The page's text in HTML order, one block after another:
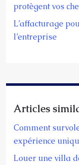
protègent vos
L’affacturage
l’entreprise
Articles
Comment
expérience
Louer une villa